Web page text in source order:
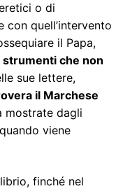
o di
quell’intervento
il Papa,
strumenti che non
sue lettere,
il Marchese
mostrate dagli
viene
finché nel